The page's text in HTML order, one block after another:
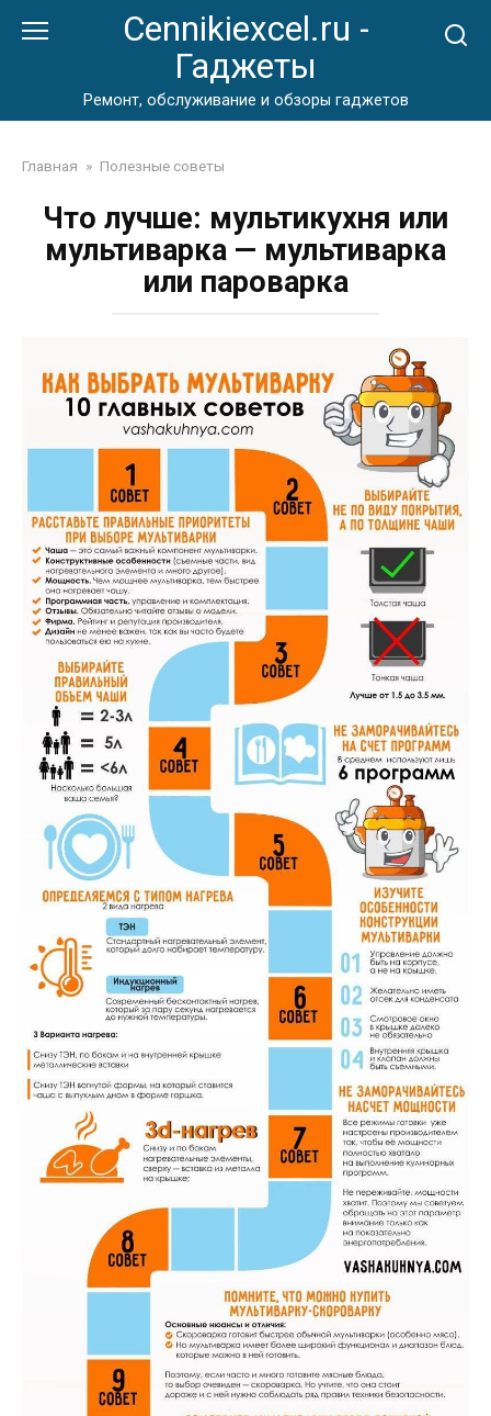
Cennikiexcel.ru -
Гаджеты
Ремонт, обслуживание и обзоры гаджетов
Главная » Полезные советы
Что лучше: мультикухня или
мультиварка — мультиварка
или пароварка